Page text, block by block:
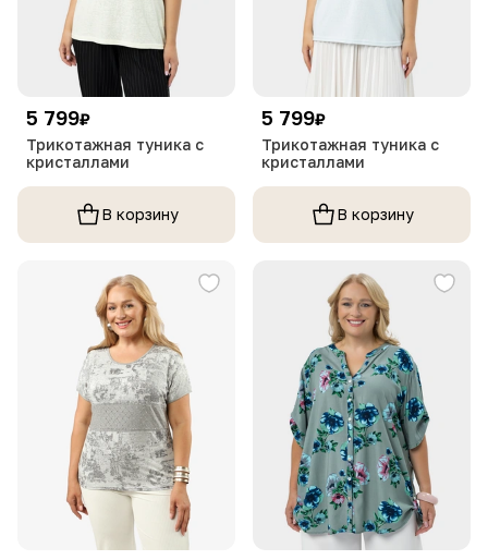
5 799₽
Трикотажная туника с
кристаллами
В корзину
5 799₽
Трикотажная туника с
кристаллами
В корзину